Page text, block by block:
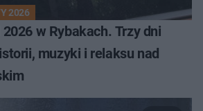
2026
w Rybakach. Trzy dni
muzyki i relaksu nad